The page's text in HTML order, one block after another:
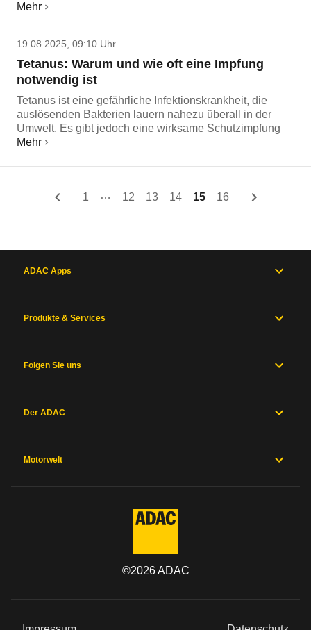
Mehr
19.08.2025, 09:10 Uhr
Tetanus: Warum und wie oft eine Impfung
notwendig ist
Tetanus ist eine gefährliche Infektionskrankheit, die
auslösenden Bakterien lauern nahezu überall in der
Umwelt. Es gibt jedoch eine wirksame Schutzimpfung
Mehr
1 … 12 13 14 15 16
ADAC Apps
Produkte & Services
Folgen Sie uns
Der ADAC
Motorwelt
©2026ADAC